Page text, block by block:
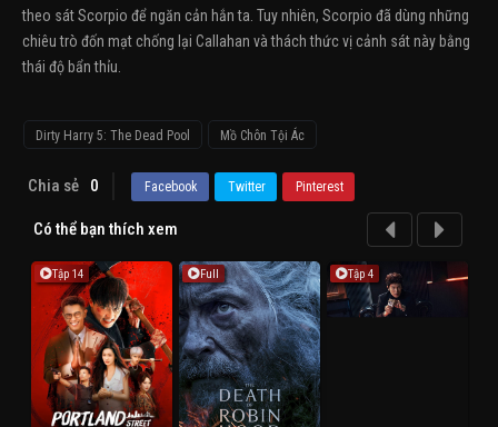
theo sát Scorpio để ngăn cản hắn ta. Tuy nhiên, Scorpio đã dùng những
chiêu trò đốn mạt chống lại Callahan và thách thức vị cảnh sát này bằng
thái độ bẩn thỉu.
Dirty Harry 5: The Dead Pool Mồ Chôn Tội Ác
Chia sẻ 0 Facebook Twitter Pinterest
Có thể bạn thích xem
Tập 14 Full Tập 4